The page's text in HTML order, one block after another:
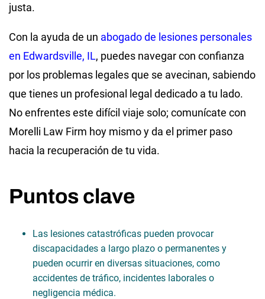
justa.
Con la ayuda de un abogado de lesiones personales
en Edwardsville, IL, puedes navegar con confianza
por los problemas legales que se avecinan, sabiendo
que tienes un profesional legal dedicado a tu lado.
No enfrentes este difícil viaje solo; comunícate con
Morelli Law Firm hoy mismo y da el primer paso
hacia la recuperación de tu vida.
Puntos clave
Las lesiones catastróficas pueden provocar
discapacidades a largo plazo o permanentes y
pueden ocurrir en diversas situaciones, como
accidentes de tráfico, incidentes laborales o
negligencia médica.